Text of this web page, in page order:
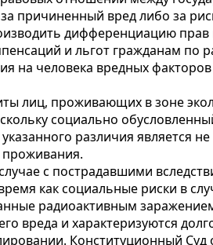
причиненный вред либо за
дифференциацию
и льгот гражданам по
на человека вредных
лиц, проживающих в зоне
социально
различия является
проживания.
с пострадавшими
как социальные риски в
радиоактивным
вреда и характеризуются
Конституционный Суд